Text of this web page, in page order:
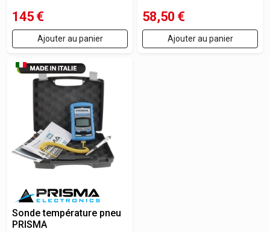
145 €
Ajouter au panier
58,50 €
Ajouter au panier
Sonde température pneu
PRISMA